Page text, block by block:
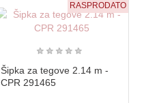
RASPRODATO
★ ★ ★ ★ ★
Šipka za tegove 2.14 m -
CPR 291465